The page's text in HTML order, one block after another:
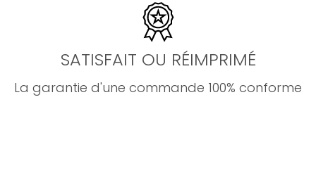
SATISFAIT OU RÉIMPRIMÉ
La garantie d'une commande 100% conforme